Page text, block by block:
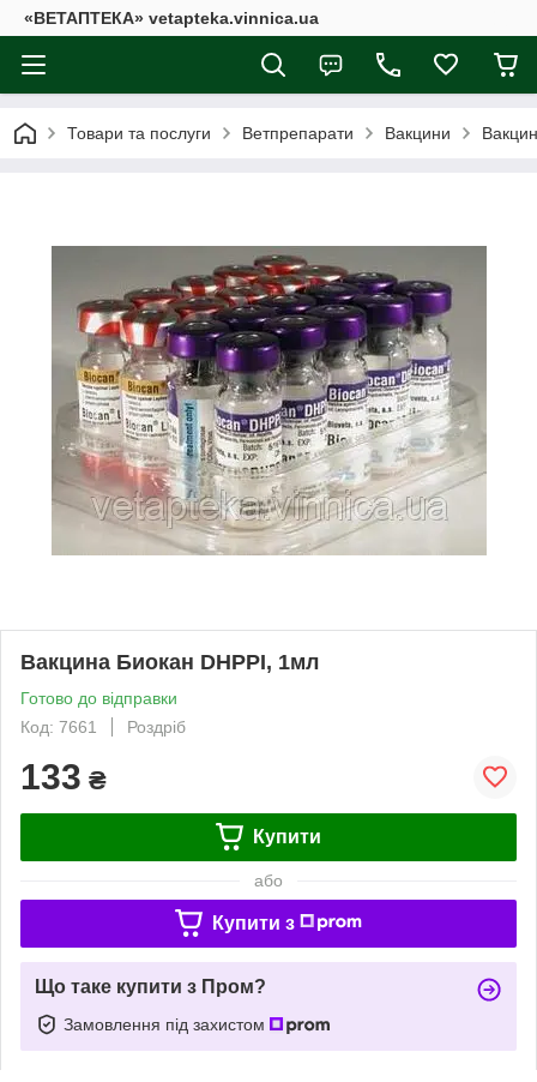
«ВЕТАПТЕКА» vetapteka.vinnica.ua
Товари та послуги Ветпрепарати Вакцини
Вакцина Биокан DHPPI, 1мл
Готово до відправки
Код: 7661
Роздріб
133 ₴
Купити
або
Купити з
Що таке купити з Пром?
Замовлення під захистом